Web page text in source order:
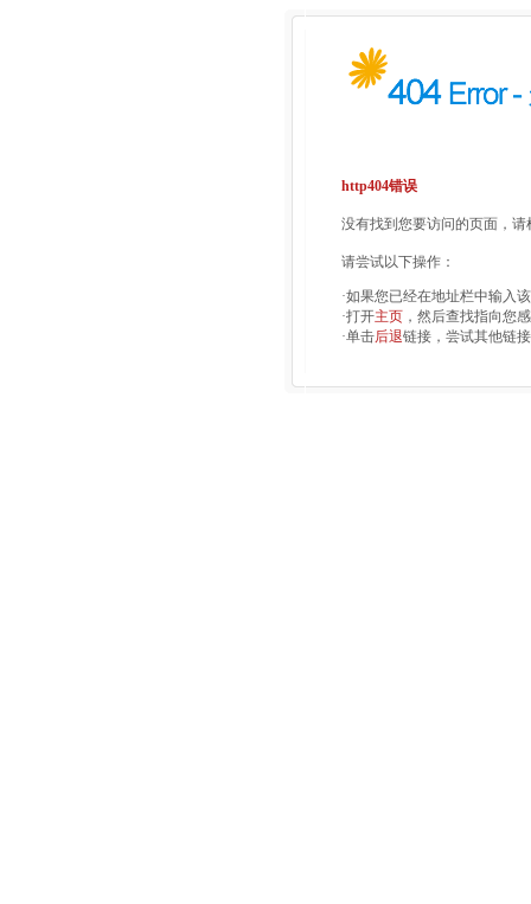
http404错误
没有找到您要访问的页面，
请尝试以下操作：
·如果您已经在地址栏中输入
·打开主页 ，然后查找指向您
·单击后退链接，尝试其他链